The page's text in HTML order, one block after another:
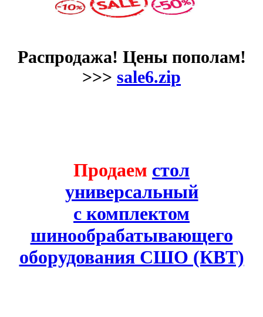
Распродажа! Цены пополам!
>>> sale6.zip
Продаем стол
универсальный
с комплектом
шинообрабатывающего
оборудования СШО (КВТ)